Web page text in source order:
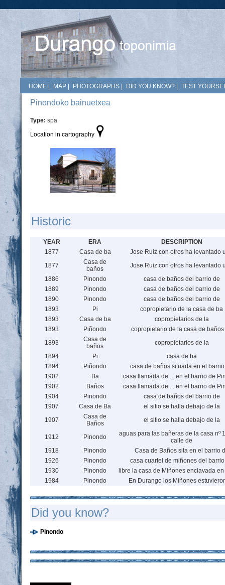
HOME MAP PHOTOGRAPHS DID YOU KNOW? TEST
Pinondoko bainuetxea
Type: spa
Location in cartography
Historic
YEAR ERA
DESCRIPTION
1877
Casa de ba
Jose Ruiz con otros ha levantado
1877
Casa de
baños
Jose Ruiz con otros ha levantado
1886
Pinondo
casa de baños del barrio de
1889
Pinondo
casa de baños del barrio de
1890
Pinondo
casa de baños del barrio de
1893
Pi
copropietario de la casa de ba
1893
Casa de ba
copropietarios de la
1893
Piñondo
copropietario de la casa de baños
1893
Casa de
baños
copropietarios de la
1894
Pi
casa de ba
1894
Piñondo
casa de baños situada en el
1902
Ba
casa llamada de ... en el barrio de
1902
Baños
casa llamada de ... en el barrio de
1904
Pinondo
casa de baños del barrio de
1907
Casa de Ba
el sitio se halla debajo de la
1907
Casa de
Baños
el sitio se halla debajo de la
1912 Pinondo
aguas para las bañeras de la casa nº
calle de
1918
Pinondo
Casa de Baños sita en el barrio
1926
Pinondo
casa cuartel de miñones del
1930
Pinondo
libre la casa de Miñones enclavada
1984
Pinondo En Durango los Miñones
Did you know?
Pinondo